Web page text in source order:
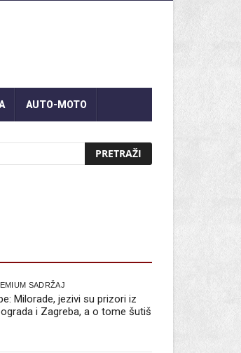
AUTO-MOTO
SADRŽAJ
Milorade, jezivi su prizori iz
i Zagreba, a o tome šutiš